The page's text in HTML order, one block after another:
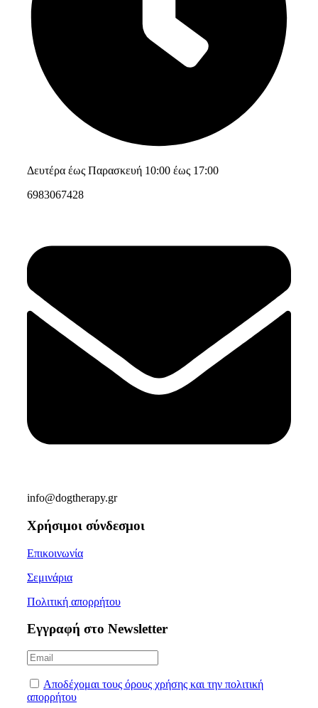
Δευτέρα έως Παρασκευή 10:00 έως 17:00
6983067428
info@dogtherapy.gr
Χρήσιμοι σύνδεσμοι
Επικοινωνία
Σεμινάρια
Πολιτική απορρήτου
Εγγραφή στο Newsletter
Αποδέχομαι τους όρους χρήσης και την πολιτική
απορρήτου